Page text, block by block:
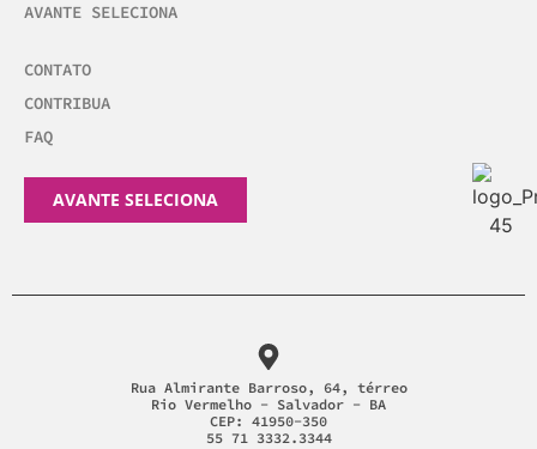
AVANTE SELECIONA
CONTATO
CONTRIBUA
FAQ
AVANTE SELECIONA
Rua Almirante Barroso, 64, térreo
Rio Vermelho - Salvador - BA
CEP: 41950-350
55 71 3332.3344